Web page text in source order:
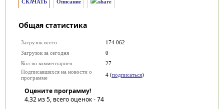
СКАЧАТЬ Описание
Общая статистика
Загрузок всего
174 062
Загрузок за сегодня
0
Кол-во комментариев
27
Подписавшихся на новости о
программе
4 (подписаться)
Оцените программу!
4.32из 5, всего оценок -74